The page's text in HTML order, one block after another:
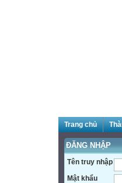
Trang chủ
ĐĂNG NHẬP
Tên truy nhập
Mật khẩu